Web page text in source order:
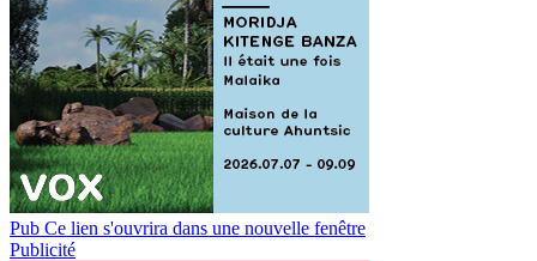
Pub Ce lien s'ouvrira dans une nouvelle fenêtre
Publicité